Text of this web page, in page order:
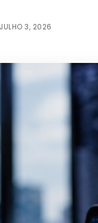
JULHO 3, 2026